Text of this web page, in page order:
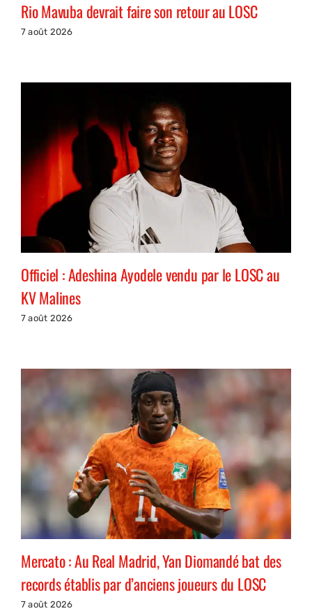
Rio Mavuba devrait faire son retour au LOSC
7 août 2026
Officiel : Adeshina Ayodele vendu par le LOSC au
KV Malines
7 août 2026
Mercato : Au Real Madrid, Yan Diomandé bat des
records établis par d’anciens joueurs du LOSC
7 août 2026